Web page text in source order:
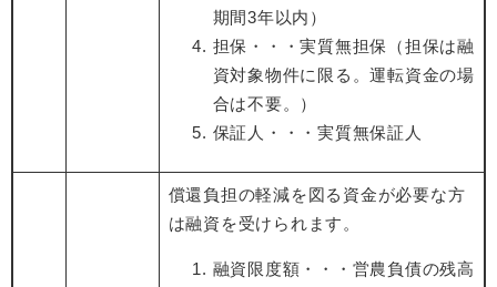
期間3年以内）
担保・・・実質無担保（担保は融
資対象物件に限る。運転資金の場
合は不要。）
保証人・・・実質無保証人
償還負担の軽減を図る資金が必要な方
は融資を受けられます。
融資限度額・・・営農負債の残高